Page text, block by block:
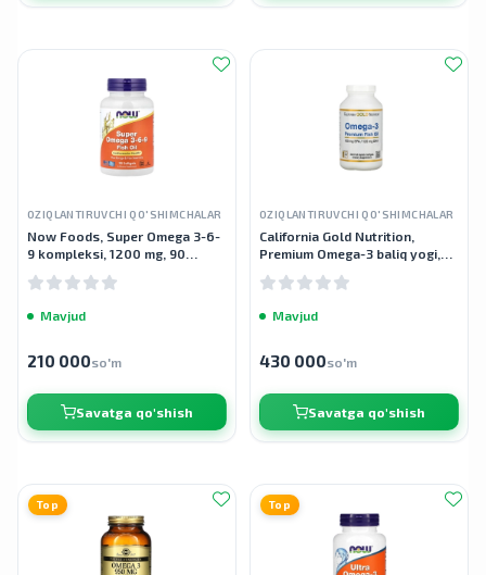
OZIQLANTIRUVCHI QO'SHIMCHALAR
Now Foods, Super Omega 3-6-
9 kompleksi, 1200 mg, 90
Mavjud
210 000so'm
Savatga qo'shish
OZIQLANTIRUVCHI QO'SHIMCHALAR
California Gold Nutrition,
Premium Omega-3 baliq yogi,
jelatin kapsulalari
Mavjud
430 000so'm
Savatga qo'shish
Top Top